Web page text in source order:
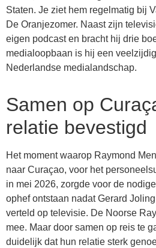
Staten. Je ziet hem regelmatig bij
De Oranjezomer. Naast zijn
eigen podcast en bracht hij drie
medialoopbaan is hij een
Nederlandse medialandschap.
Samen op
relatie bevestigd
Het moment waarop Raymond
naar Curaçao, voor het
in mei 2026, zorgde voor de
ophef ontstaan nadat Gerard
verteld op televisie. De Noorse
mee. Maar door samen op reis te
duidelijk dat hun relatie sterk